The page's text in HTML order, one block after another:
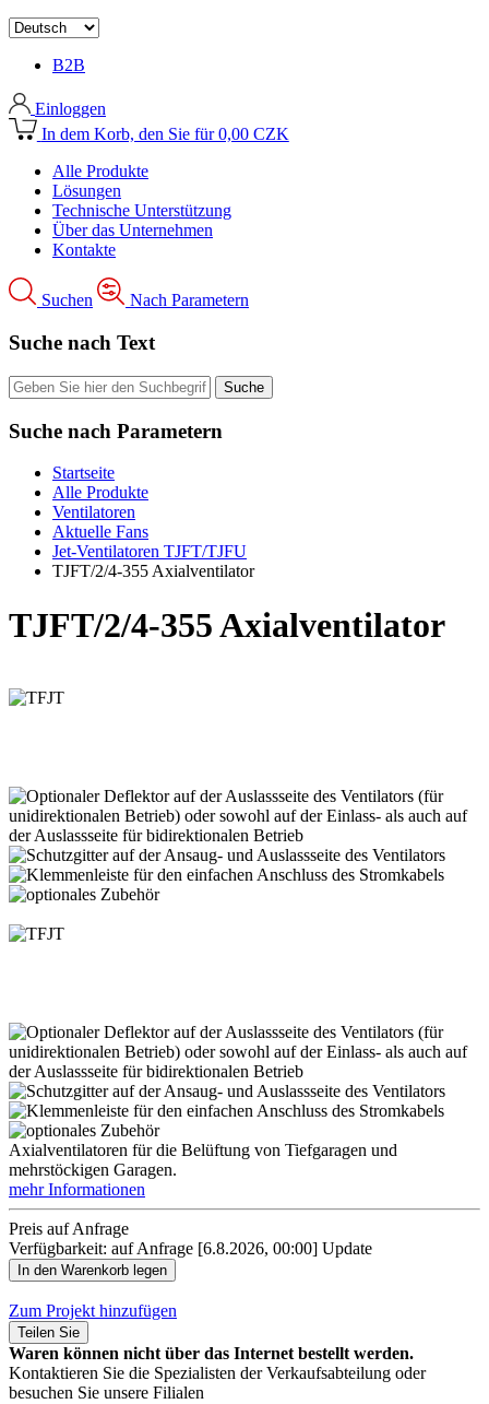
B2B
Einloggen
In dem Korb, den Sie für 0,00 CZK
Alle Produkte
Lösungen
Technische Unterstützung
Über das Unternehmen
Kontakte
Suchen Nach Parametern
Suche nach Text
Suche nach Parametern
Startseite
Alle Produkte
Ventilatoren
Aktuelle Fans
Jet-Ventilatoren TJFT/TJFU
TJFT/2/4-355 Axialventilator
TJFT/2/4-355 Axialventilator
Axialventilatoren für die Belüftung von Tiefgaragen und
mehrstöckigen Garagen.
mehr Informationen
Preis auf Anfrage
Verfügbarkeit: auf Anfrage [6.8.2026, 00:00] Update
Zum Projekt hinzufügen
Teilen Sie
Waren können nicht über das Internet bestellt werden.
Kontaktieren Sie die Spezialisten der Verkaufsabteilung oder
besuchen Sie unsere Filialen